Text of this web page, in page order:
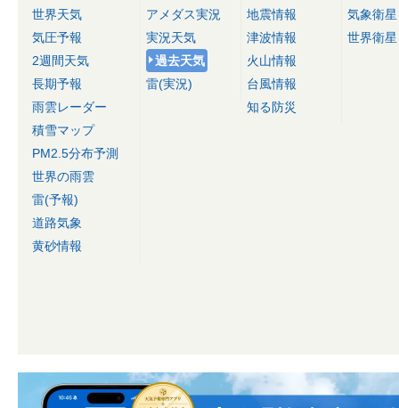
世界天気
気圧予報
2週間天気
長期予報
雨雲レーダー
積雪マップ
PM2.5分布予測
世界の雨雲
雷(予報)
道路気象
黄砂情報
アメダス実況
実況天気
過去天気
雷(実況)
地震情報
津波情報
火山情報
台風情報
知る防災
気象衛星
世界衛星